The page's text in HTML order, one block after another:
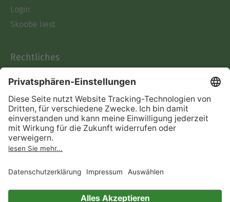
Login
Skoobe liest
Rechtliches
AGB
Informationen nach Data
Act
Verträge hier kündigen
Impressum